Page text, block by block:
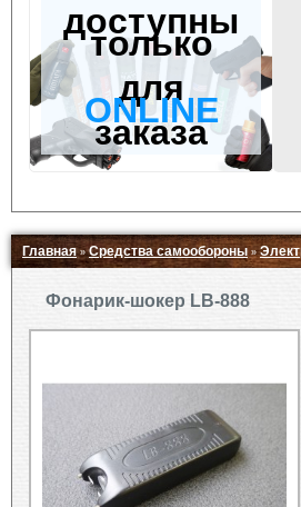
доступны
только
для
ONLINE
заказа
Главная»Средства самообороны »
Фонарик-шокер LB-888